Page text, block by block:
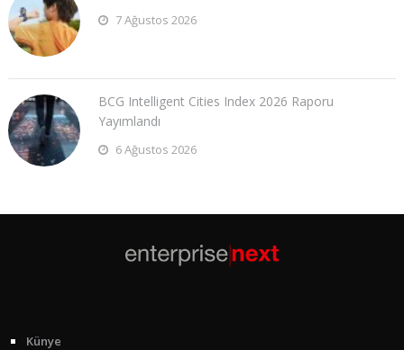
7 Ağustos 2026
BCG Intelligent Cities Index 2026 Raporu
Yayımlandı
6 Ağustos 2026
Künye